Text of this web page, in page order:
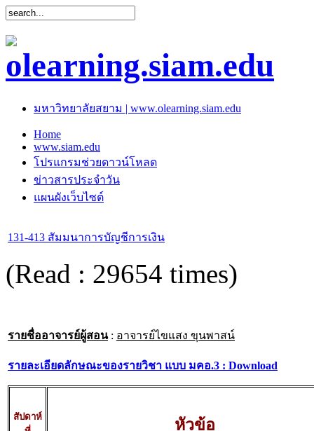
มหาวิทยาลัยสยาม | www.olearning.siam.edu
Home
www.siam.edu
โปรแกรมช่วยดาวน์โหลด
ข่าวสารประจำวัน
แผนผังเว็บไซต์
131-413 สัมมนาการบัญชีการเงิน
(Read : 29654 times)
รายชื่ออาจารย์ผู้สอน: อาจารย์ไขแสง ขุนพาสน์
รายละเอียดลักษณะของรายวิชา แบบ มคอ.3 : Download
สัปดาห์
หัวข้อ